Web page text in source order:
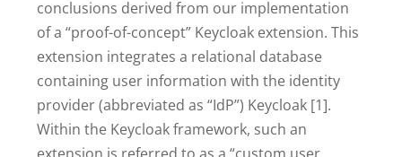
conclusions derived from our implementation
of a “proof-of-concept” Keycloak extension. This
extension integrates a relational database
containing user information with the identity
provider (abbreviated as “IdP”) Keycloak [1].
Within the Keycloak framework, such an